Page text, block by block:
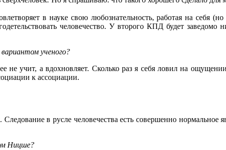
в науке свою любознательность, работая на себя
человечество. У второго КПД будет
ученого?
учит, а вдохновляет. Сколько раз я себя ловил на
к ассоциации.
в русле человечества есть совершенно нормальное
Ницше?